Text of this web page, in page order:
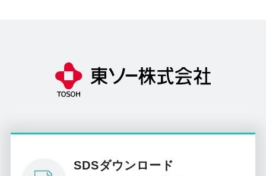
SDSダウンロード